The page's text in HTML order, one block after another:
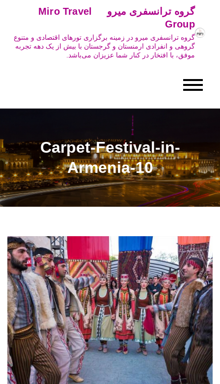
content
گروه ترانسفری میرو Miro Travel
Group
گروه ترانسفری میرو در زمینه برگزاری تورهای اقتصادی و متنوع
گروهی و انفرادی ارمنستان و گرجستان با بیش از یک دهه تجربه
موفق، با افتخار در کنار شما عزیزان می‌باشد.
Carpet-Festival-in-
Armenia-10